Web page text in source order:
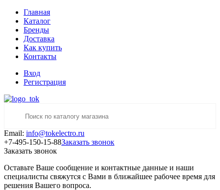
Главная
Каталог
Бренды
Доставка
Как купить
Контакты
Вход
Регистрация
Email: info@tokelectro.ru
+7-495-150-15-88Заказать звонок
Заказать звонок
Оставьте Ваше сообщение и контактные данные и наши
специалисты свяжутся с Вами в ближайшее рабочее время для
решения Вашего вопроса.